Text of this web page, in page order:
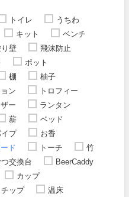
トイレ
うちわ
キット
ベンチ
り壁
飛沫防止
ポット
棚
柚子
ン
トロフィー
ー
ランタン
薪
ベッド
イプ
お香
ド トーチ
竹
つ交換台
BeerCaddy
カップ
チップ
温床